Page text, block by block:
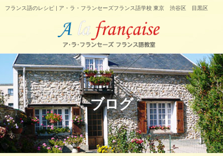
フランス語のレシピ | ア・ラ・フランセーズフランス語学校 東京 渋谷区 目黒区
ブログ